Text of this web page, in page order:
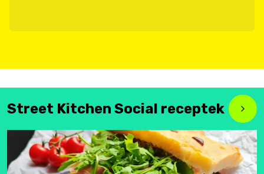
Street Kitchen Social receptek